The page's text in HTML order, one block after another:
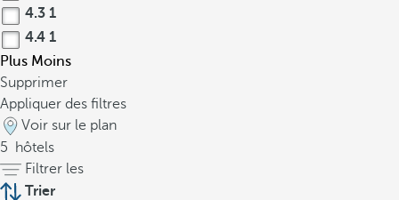
4.3 1
4.4 1
Plus Moins
Supprimer
Appliquer des filtres
Voir sur le plan
5
hôtels
Filtrer les
Trier